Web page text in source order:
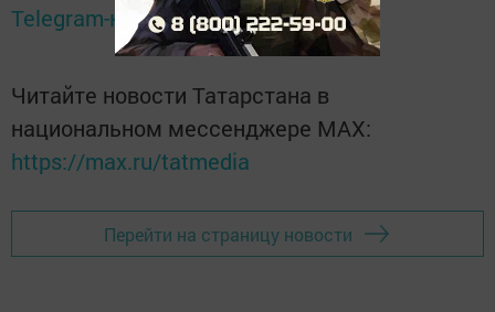
Telegram-канале Татмедиа
Читайте новости Татарстана в
национальном мессенджере MАХ:
https://max.ru/tatmedia
Перейти на страницу новости